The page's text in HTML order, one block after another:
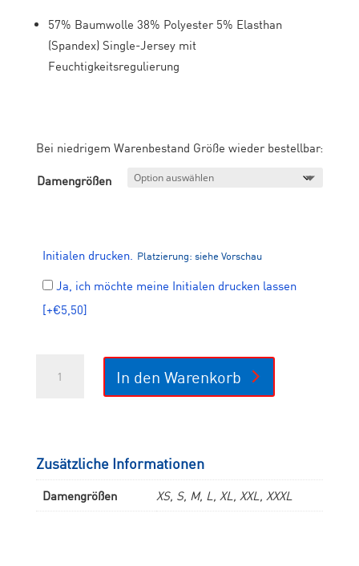
57% Baumwolle 38% Polyester 5% Elasthan
(Spandex) Single-Jersey mit
Feuchtigkeitsregulierung
Bei niedrigem Warenbestand Größe wieder bestellbar:
Damengrößen
Initialen drucken. Platzierung: siehe Vorschau
Ja, ich möchte meine Initialen drucken lassen
[+€5,50]
Original
Menge
In den Warenkorb
Zusätzliche Informationen
Damengrößen XS, S, M, L, XL, XXL, XXXL